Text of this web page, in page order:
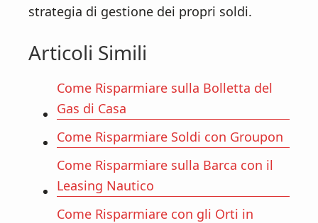
strategia di gestione dei propri soldi.
Articoli Simili
Come Risparmiare sulla Bolletta del
Gas di Casa
Come Risparmiare Soldi con Groupon
Come Risparmiare sulla Barca con il
Leasing Nautico
Come Risparmiare con gli Orti in